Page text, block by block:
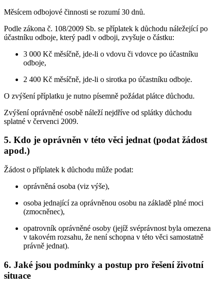
Měsícem odbojové činnosti se rozumí 30 dnů.
Podle zákona č. 108/2009 Sb. se příplatek k důchodu náležející po
účastníku odboje, který padl v odboji, zvyšuje o částku:
3 000 Kč měsíčně, jde-li o vdovu či vdovce po účastníku
odboje,
2 400 Kč měsíčně, jde-li o sirotka po účastníku odboje.
O zvýšení příplatku je nutno písemně požádat plátce důchodu.
Zvýšení oprávněné osobě náleží nejdříve od splátky důchodu
splatné v červenci 2009.
5. Kdo je oprávněn v této věci jednat (podat žádost
apod.)
Žádost o příplatek k důchodu může podat:
oprávněná osoba (viz výše),
osoba jednající za oprávněnou osobu na základě plné moci
(zmocněnec),
opatrovník oprávněné osoby (jejíž svéprávnost byla omezena
v takovém rozsahu, že není schopna v této věci samostatně
právně jednat).
6. Jaké jsou podmínky a postup pro řešení životní
situace